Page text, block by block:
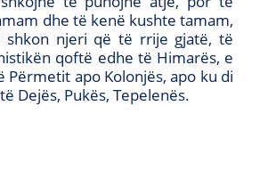
dhe të kenë kushte tamam,
shkon njeri që të rrije gjatë, të
qoftë edhe të Himarës, e
Përmetit apo Kolonjës, apo ku di
Dejës, Pukës, Tepelenës.